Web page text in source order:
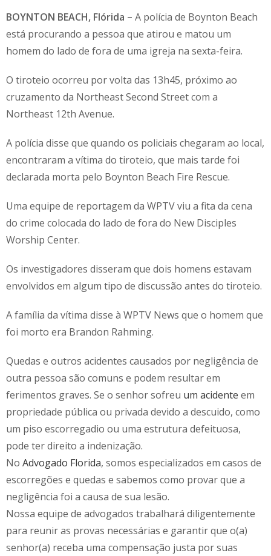
BOYNTON BEACH, Flórida – A polícia de Boynton Beach
está procurando a pessoa que atirou e matou um
homem do lado de fora de uma igreja na sexta-feira.
O tiroteio ocorreu por volta das 13h45, próximo ao
cruzamento da Northeast Second Street com a
Northeast 12th Avenue.
A polícia disse que quando os policiais chegaram ao local,
encontraram a vítima do tiroteio, que mais tarde foi
declarada morta pelo Boynton Beach Fire Rescue.
Uma equipe de reportagem da WPTV viu a fita da cena
do crime colocada do lado de fora do New Disciples
Worship Center.
Os investigadores disseram que dois homens estavam
envolvidos em algum tipo de discussão antes do tiroteio.
A família da vítima disse à WPTV News que o homem que
foi morto era Brandon Rahming.
Quedas e outros acidentes causados por negligência de
outra pessoa são comuns e podem resultar em
ferimentos graves. Se o senhor sofreu um acidente em
propriedade pública ou privada devido a descuido, como
um piso escorregadio ou uma estrutura defeituosa,
pode ter direito a indenização.
No Advogado Florida, somos especializados em casos de
escorregões e quedas e sabemos como provar que a
negligência foi a causa de sua lesão.
Nossa equipe de advogados trabalhará diligentemente
para reunir as provas necessárias e garantir que o(a)
senhor(a) receba uma compensação justa por suas